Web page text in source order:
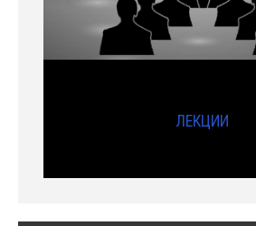
ЛЕКЦИИ